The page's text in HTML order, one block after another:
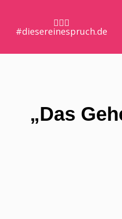
🤷🏼‍♀️
#diesereinespruch.de
„Das